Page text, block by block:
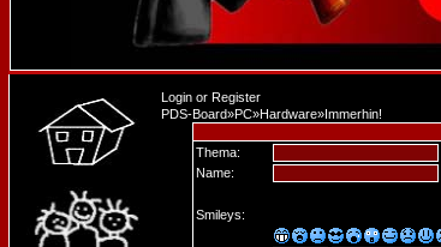
Login or Register
PDS-Board»PC»Hardware»Immerhin!
Thema:
Name:
Smileys: